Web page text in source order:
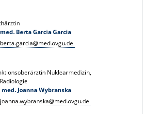
Berta Garcia Garcia
berta.garcia@med.ovgu.de
Nuklearmedizin,
med. Joanna Wybranska
joanna.wybranska@med.ovgu.de